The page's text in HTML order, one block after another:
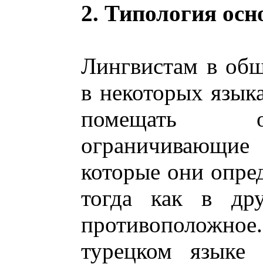
2. Типология
Лингвистам в
в некоторых
помещать
которые они
тогда как в
турецком языке